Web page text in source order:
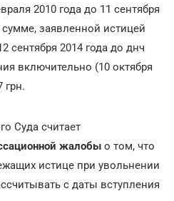
2010 года до 11 сентября
заявленной истицей
сентября 2014 года до днч
включительно (10 октября
грн.
Суда считает
жалобы о том, что
истице при увольнении
с даты вступления